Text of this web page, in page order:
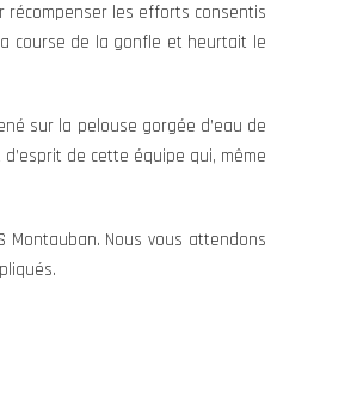
récompenser les efforts consentis
course de la gonfle et heurtait le
sur la pelouse gorgée d’eau de
de cette équipe qui, même
Montauban. Nous vous attendons